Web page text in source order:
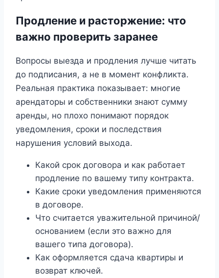
Продление и расторжение: что
важно проверить заранее
Вопросы выезда и продления лучше читать
до подписания, а не в момент конфликта.
Реальная практика показывает: многие
арендаторы и собственники знают сумму
аренды, но плохо понимают порядок
уведомления, сроки и последствия
нарушения условий выхода.
Какой срок договора и как работает
продление по вашему типу контракта.
Какие сроки уведомления применяются
в договоре.
Что считается уважительной причиной/
основанием (если это важно для
вашего типа договора).
Как оформляется сдача квартиры и
возврат ключей.